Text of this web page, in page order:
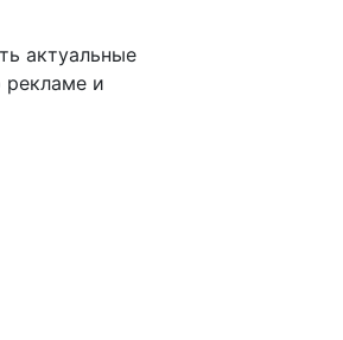
актуальные
рекламе и